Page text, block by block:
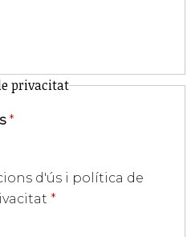
privacitat
*
d'ús i política de
*